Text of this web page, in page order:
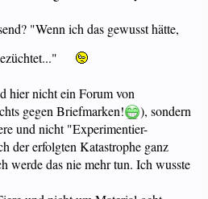
"Wenn ich das gewusst hätte,
hier nicht ein Forum von
gegen Briefmarken!
), sondern
und nicht "Experimentier-
der erfolgten Katastrophe ganz
werde das nie mehr tun. Ich wusste